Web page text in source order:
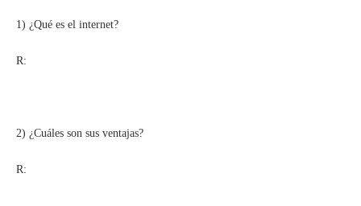
1) ¿Qué es el internet?
R:
2) ¿Cuáles son sus ventajas?
R: